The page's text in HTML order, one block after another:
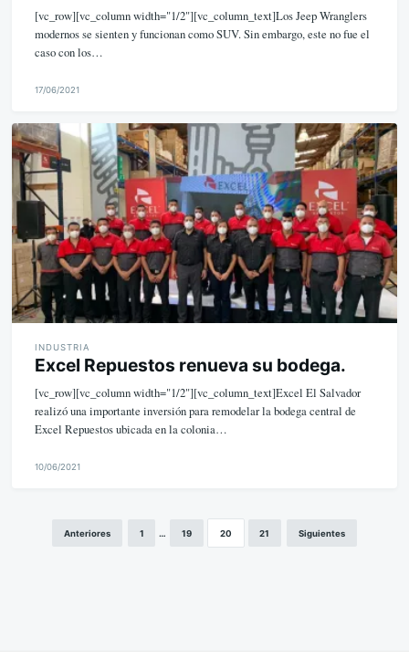
[vc_row][vc_column width="1/2"][vc_column_text]Los Jeep Wranglers
modernos se sienten y funcionan como SUV. Sin embargo, este no fue el
caso con los…
k
17/06/2021
INDUSTRIA
Excel Repuestos renueva su bodega.
[vc_row][vc_column width="1/2"][vc_column_text]Excel El Salvador
realizó una importante inversión para remodelar la bodega central de
Excel Repuestos ubicada en la colonia…
10/06/2021
Paginación
Anteriores 1 … 19 20 21 Siguientes